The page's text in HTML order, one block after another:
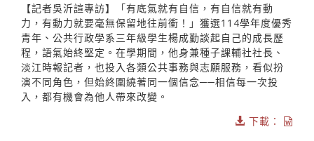
【記者吳沂諠專訪】「有底氣就有自信，有自信就有動
力，有動力就要毫無保留地往前衝！」獲選114學年度優秀
青年、公共行政學系三年級學生楊成勤談起自己的成長歷
程，語氣始終堅定。在學期間，他身兼種子課輔社社長、
淡江時報記者，也投入各類公共事務與志願服務，看似扮
演不同角色，但始終圍繞著同一個信念──相信每一次投
入，都有機會為他人帶來改變。
下載：